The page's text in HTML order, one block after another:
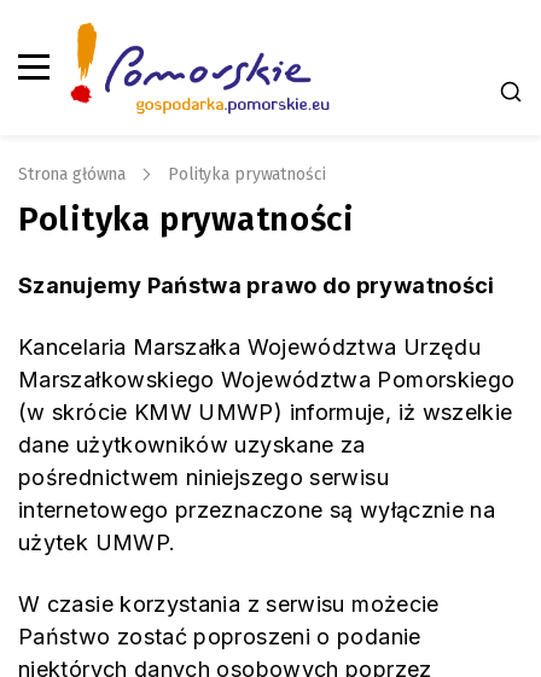
Strona główna Polityka prywatności
Polityka prywatności
Szanujemy Państwa prawo do prywatności
Kancelaria Marszałka Województwa Urzędu
Marszałkowskiego Województwa Pomorskiego
(w skrócie KMW UMWP) informuje, iż wszelkie
dane użytkowników uzyskane za
pośrednictwem niniejszego serwisu
internetowego przeznaczone są wyłącznie na
użytek UMWP.
W czasie korzystania z serwisu możecie
Państwo zostać poproszeni o podanie
niektórych danych osobowych poprzez